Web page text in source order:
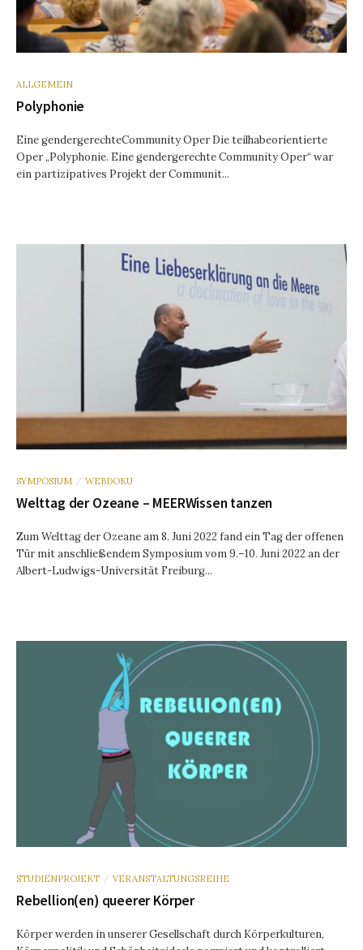
ALLGEMEIN
Polyphonie
Eine gendergerechteCommunity Oper Die teilhabeorientierte
Oper „Polyphonie. Eine gendergerechte Community Oper“ war
ein partizipatives Projekt der Communit...
SYMPOSIUM / WEBDOKU
Welttag der Ozeane – MEERWissen tanzen
Zum Welttag der Ozeane am 8. Juni 2022 fand ein Tag der offenen
Tür mit anschließendem Symposium vom 9.–10. Juni 2022 an der
Albert-Ludwigs-Universität Freiburg...
STUDIENPROJEKT / VERANSTALTUNGSREIHE
Rebellion(en) queerer Körper
Körper werden in unserer Gesellschaft durch Körperkulturen,